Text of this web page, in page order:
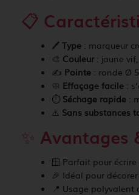
📋
🖊️ Type : marqueur
🎨 Couleur: jaune
✍️ Pointe : ronde Ø
🧼 Effaçage facile :
⏱️ Séchage rapide :
⚠️ Sans substances
✨
🪟 Parfait pour
🎉 Idéal pour
📍 Usage